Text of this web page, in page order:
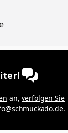
an, verfolgen Sie
.